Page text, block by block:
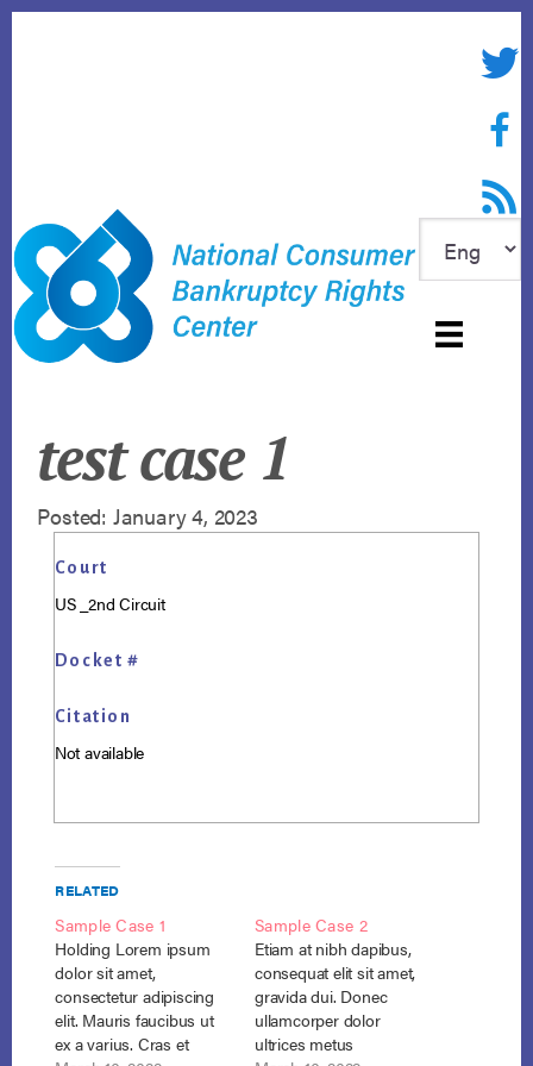
RSS
test case 1
Posted: January 4, 2023
Court
US _2nd Circuit
Docket #
Citation
Not available
RELATED
Sample Case 1
Holding Lorem ipsum
dolor sit amet,
consectetur adipiscing
elit. Mauris faucibus ut
ex a varius. Cras et
Sample Case 2
Etiam at nibh dapibus,
consequat elit sit amet,
gravida dui. Donec
ullamcorper dolor
ultrices metus